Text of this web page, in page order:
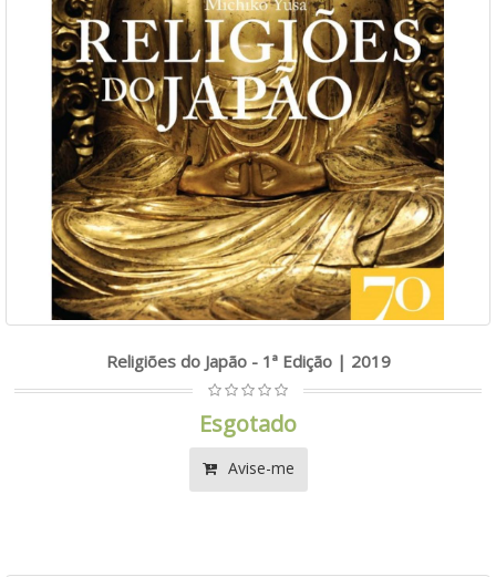
Religiões do Japão - 1ª Edição | 2019
Esgotado
Avise-me